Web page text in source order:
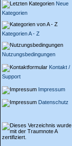
Neue
Kategorien
Kategorien A - Z
Nutzungsbedingungen
Kontakt /
Support
Impressum
Datenschutz